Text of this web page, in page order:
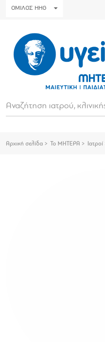
ΟΜΙΛΟΣ HHG
Αρχική σελίδα Το ΜΗΤΕΡΑ Ιατροί